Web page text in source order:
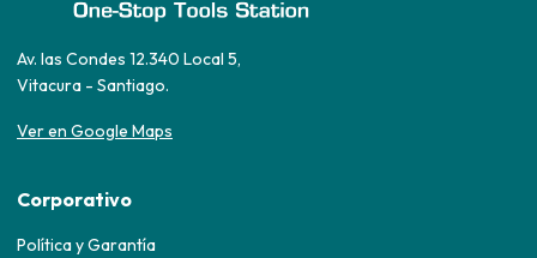
Av. las Condes 12.340 Local 5,
Vitacura - Santiago.
Ver en Google Maps
Corporativo
Política y Garantía